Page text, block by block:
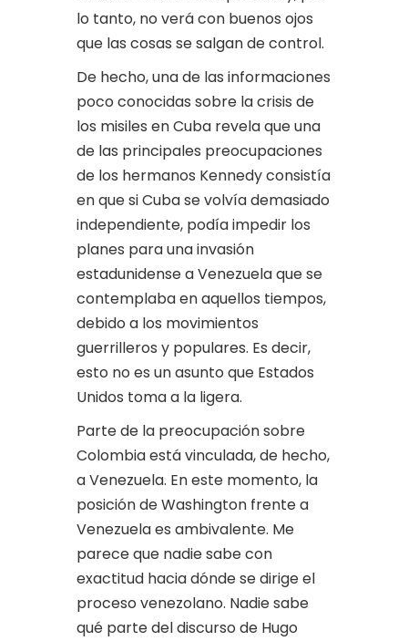
lo tanto, no verá con buenos ojos
que las cosas se salgan de control.
De hecho, una de las informaciones
poco conocidas sobre la crisis de
los misiles en Cuba revela que una
de las principales preocupaciones
de los hermanos Kennedy consistía
en que si Cuba se volvía demasiado
independiente, podía impedir los
planes para una invasión
estadunidense a Venezuela que se
contemplaba en aquellos tiempos,
debido a los movimientos
guerrilleros y populares. Es decir,
esto no es un asunto que Estados
Unidos toma a la ligera.
Parte de la preocupación sobre
Colombia está vinculada, de hecho,
a Venezuela. En este momento, la
posición de Washington frente a
Venezuela es ambivalente. Me
parece que nadie sabe con
exactitud hacia dónde se dirige el
proceso venezolano. Nadie sabe
qué parte del discurso de Hugo